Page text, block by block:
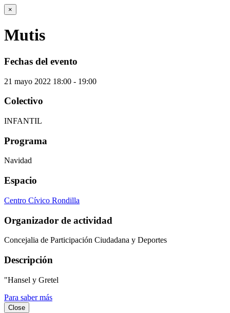
×
Mutis
Fechas del evento
21 mayo 2022 18:00 - 19:00
Colectivo
INFANTIL
Programa
Navidad
Espacio
Centro Cívico Rondilla
Organizador de actividad
Concejalia de Participación Ciudadana y Deportes
Descripción
"Hansel y Gretel
Para saber más
Close